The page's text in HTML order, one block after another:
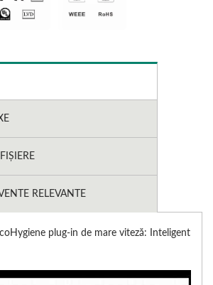
RELEVANTE
plug-in de mare viteză: Inteligent